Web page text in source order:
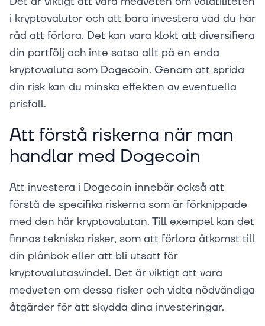
i kryptovalutor och att bara investera vad du har
råd att förlora. Det kan vara klokt att diversifiera
din portfölj och inte satsa allt på en enda
kryptovaluta som Dogecoin. Genom att sprida
din risk kan du minska effekten av eventuella
prisfall.
Att förstå riskerna när man
handlar med Dogecoin
Att investera i Dogecoin innebär också att
förstå de specifika riskerna som är förknippade
med den här kryptovalutan. Till exempel kan det
finnas tekniska risker, som att förlora åtkomst till
din plånbok eller att bli utsatt för
kryptovalutasvindel. Det är viktigt att vara
medveten om dessa risker och vidta nödvändiga
åtgärder för att skydda dina investeringar.